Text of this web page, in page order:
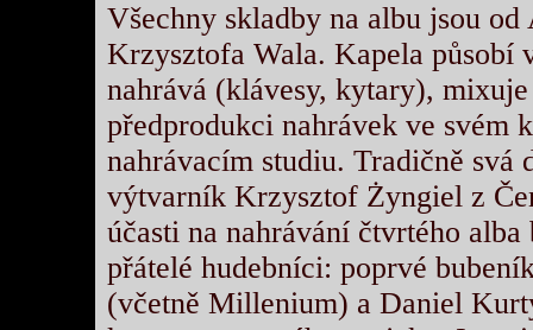
Všechny skladby na albu jsou od
Krzysztofa Wala. Kapela působí
nahrává (klávesy, kytary),
předprodukci nahrávek ve svém
nahrávacím studiu. Tradičně svá
výtvarník Krzysztof Żyngiel z
účasti na nahrávání čtvrtého
přátelé hudebníci: poprvé
(včetně Millenium) a Daniel